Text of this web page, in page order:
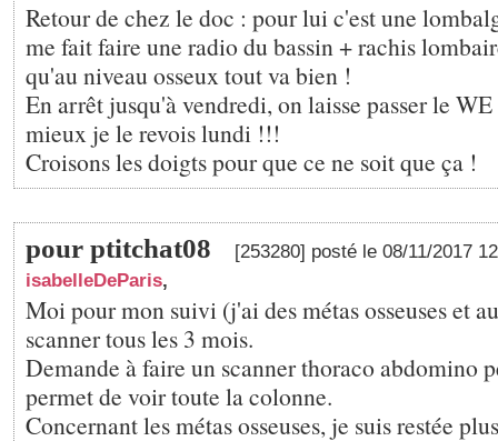
Retour de chez le doc : pour lui c'est une
me fait faire une radio du bassin + rachis
qu'au niveau osseux tout va bien !
En arrêt jusqu'à vendredi, on laisse passer le WE
mieux je le revois lundi !!!
Croisons les doigts pour que ce ne soit que ça !
pour ptitchat08
[253280] posté le 08/11/2017
isabelleDeParis,
Moi pour mon suivi (j'ai des métas osseuses et
scanner tous les 3 mois.
Demande à faire un scanner thoraco abdomino
permet de voir toute la colonne.
Concernant les métas osseuses, je suis restée